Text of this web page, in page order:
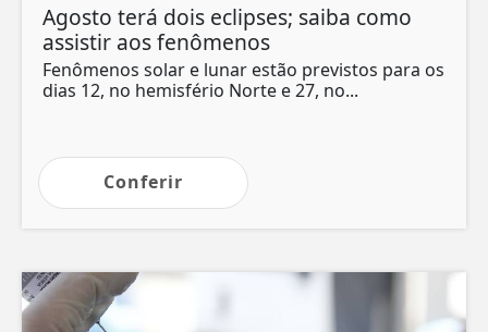
Agosto terá dois eclipses; saiba como
assistir aos fenômenos
Fenômenos solar e lunar estão previstos para os
dias 12, no hemisfério Norte e 27, no...
Conferir